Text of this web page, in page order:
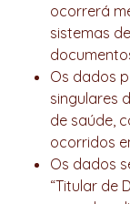
ocorrerá
sistemas
Os dados
singulares
de saúde,
ocorridos
Os dados
“Titular de